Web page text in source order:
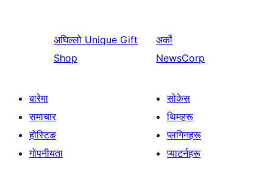
अघिल्लो Unique Gift
Shop
अर्को
NewsCorp
बारेमा
समाचार
होस्टिङ
गोपनीयता
सोकेस
थिमहरू
प्लगिनहरू
प्याटर्नहरू